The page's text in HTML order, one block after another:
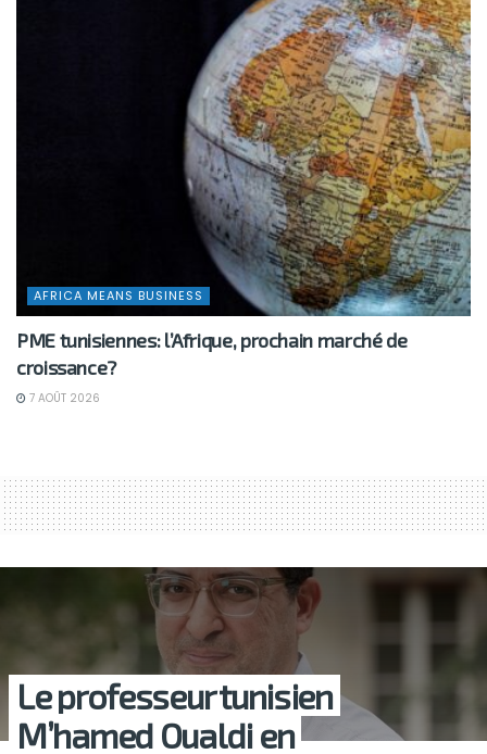
AFRICA MEANS BUSINESS
PME tunisiennes: l’Afrique, prochain marché de
croissance?
7 AOÛT 2026
Le professeur tunisien
M’hamed Oualdi en